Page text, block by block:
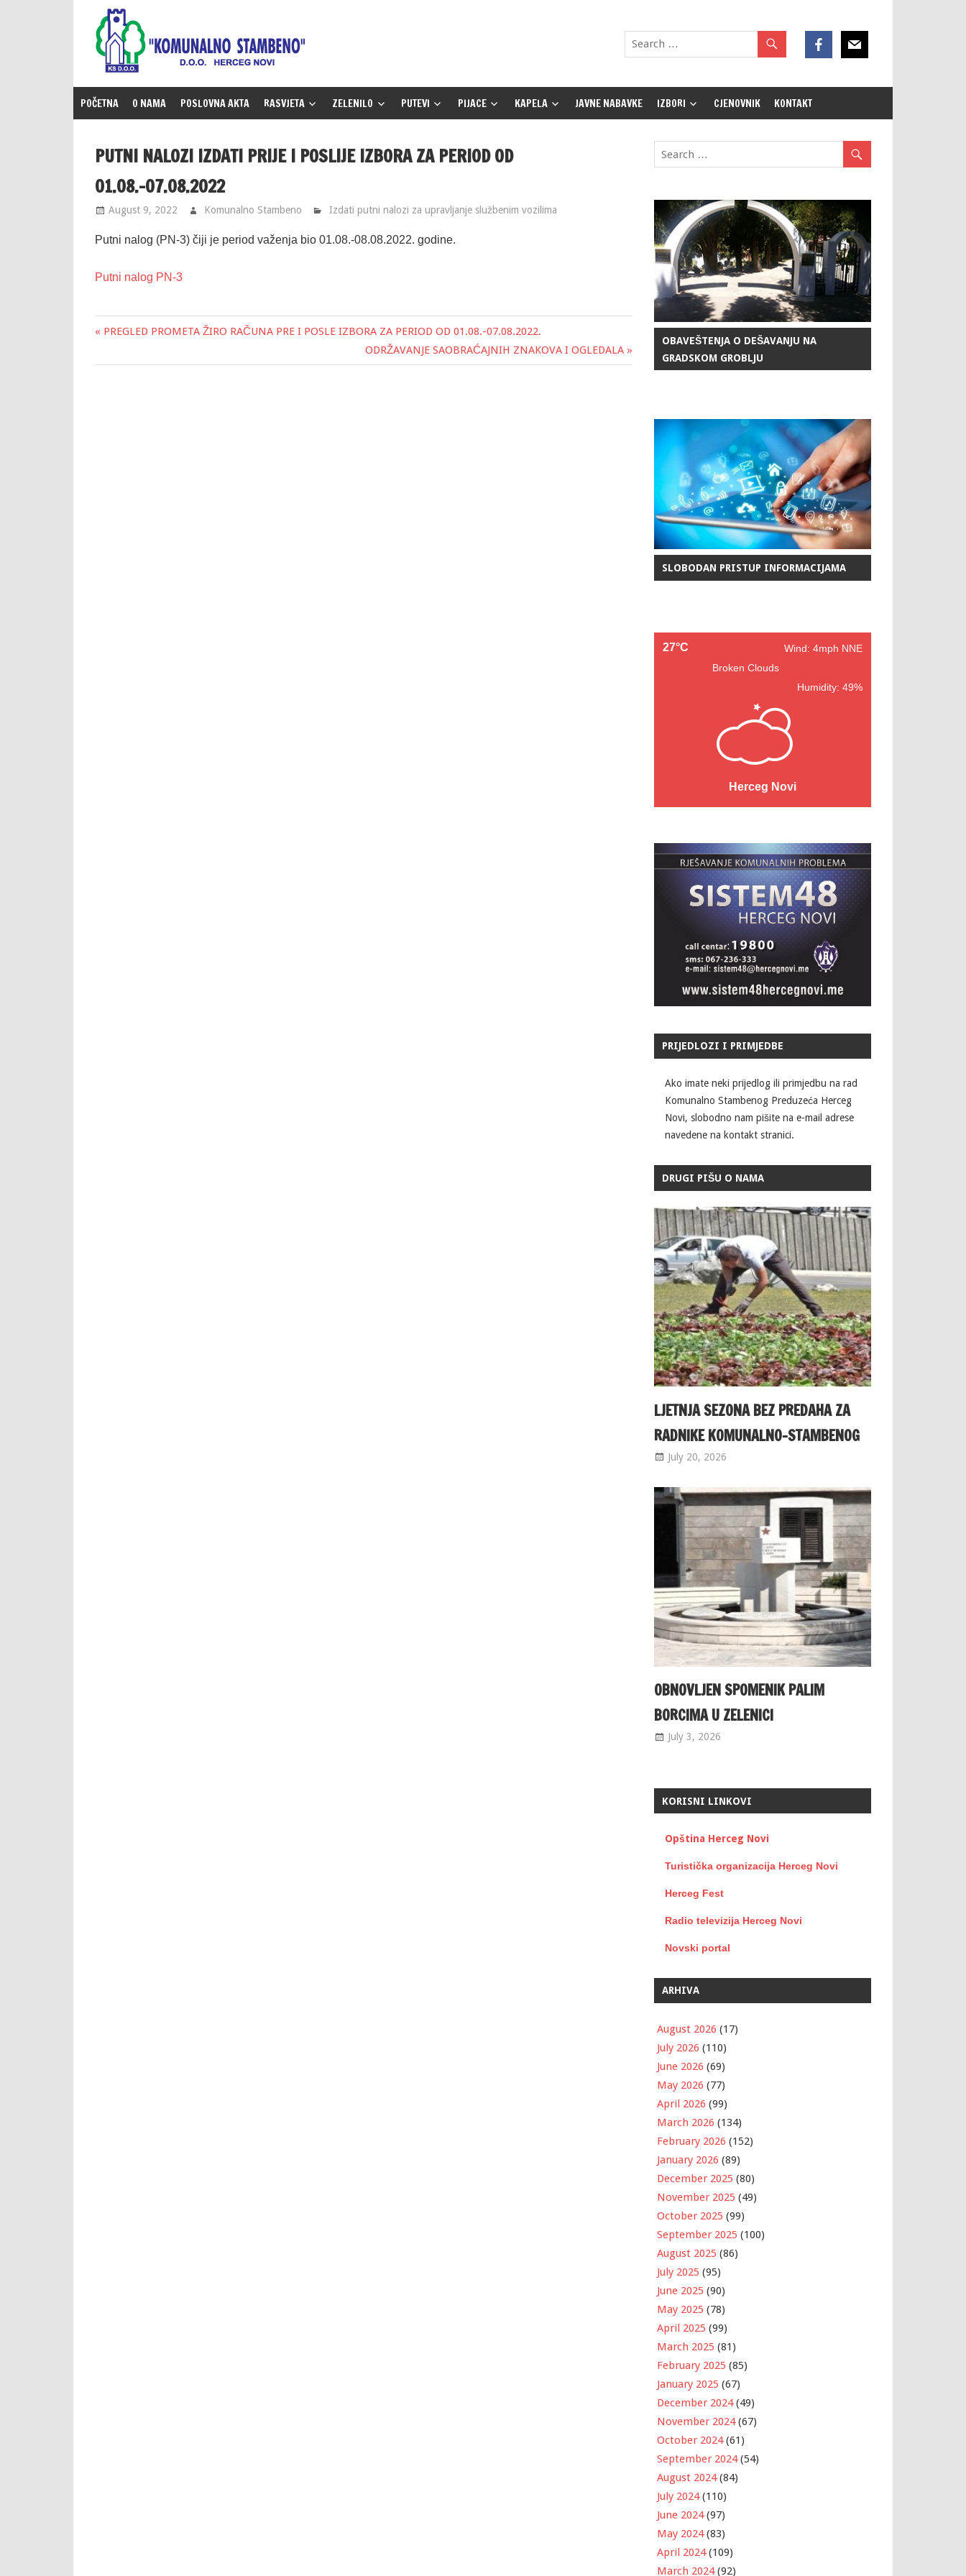
content
POČETNA O NAMA POSLOVNA AKTA RASVJETA ZELENILO PUTEVI PIJACE KAPELA JAVNE NABAVKE IZBORI CJENOVNIK KONTAKT
PUTNI NALOZI IZDATI PRIJE I POSLIJE IZBORA ZA PERIOD OD
01.08.-07.08.2022
August 9, 2022 Komunalno Stambeno Izdati putni nalozi za upravljanje službenim vozilima
Putni nalog (PN-3) čiji je period važenja bio 01.08.-08.08.2022. godine.
Putni nalog PN-3
Post
navigation
« PREGLED PROMETA ŽIRO RAČUNA PRE I POSLE IZBORA ZA PERIOD OD 01.08.-07.08.2022.
ODRŽAVANJE SAOBRAĆAJNIH ZNAKOVA I OGLEDALA »
OBAVEŠTENJA O DEŠAVANJU NA
GRADSKOM GROBLJU
SLOBODAN PRISTUP INFORMACIJAMA
27°C
Wind: 4mph NNE
Broken Clouds
Humidity: 49%
Herceg Novi
PRIJEDLOZI I PRIMJEDBE
Ako imate neki prijedlog ili primjedbu na rad
Komunalno Stambenog Preduzeća Herceg
Novi, slobodno nam pišite na e-mail adrese
navedene na kontakt stranici.
DRUGI PIŠU O NAMA
LJETNJA SEZONA BEZ PREDAHA ZA
RADNIKE KOMUNALNO-STAMBENOG
July 20, 2026
OBNOVLJEN SPOMENIK PALIM
BORCIMA U ZELENICI
July 3, 2026
KORISNI LINKOVI
Opština Herceg Novi
Turistička organizacija Herceg Novi
Herceg Fest
Radio televizija Herceg Novi
Novski portal
ARHIVA
August 2026 (17)
July 2026 (110)
June 2026 (69)
May 2026 (77)
April 2026 (99)
March 2026 (134)
February 2026 (152)
January 2026 (89)
December 2025 (80)
November 2025 (49)
October 2025 (99)
September 2025 (100)
August 2025 (86)
July 2025 (95)
June 2025 (90)
May 2025 (78)
April 2025 (99)
March 2025 (81)
February 2025 (85)
January 2025 (67)
December 2024(49)
November 2024(67)
October 2024(61)
September 2024(54)
August 2024(84)
July 2024(110)
June 2024(97)
May 2024(83)
April 2024(109)
March 2024(92)